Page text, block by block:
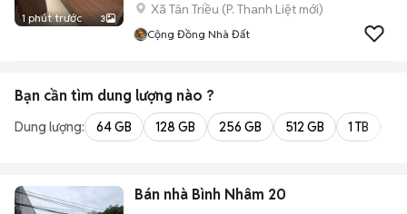
1 phút trước 3
Xã Tân Triều (P. Thanh Liệt mới)
Cộng Đồng Nhà Đất
Bạn cần tìm dung lượng nào ?
Dung lượng: 64 GB 128 GB 256 GB 512 GB 1 TB
Bán nhà Bình Nhâm 20